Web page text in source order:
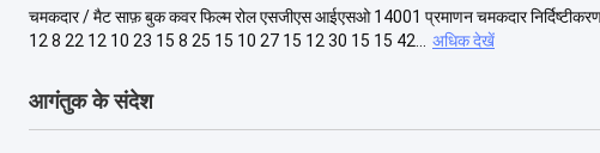
चमकदार / मैट साफ़ बुक कवर फिल्म रोल एसजीएस आईएसओ 14001 प्रमाणन चमकदार
12 8 22 12 10 23 15 8 25 15 10 27 15 12 30 15 15 42...
अधिक देखें
आगंतुक के संदेश